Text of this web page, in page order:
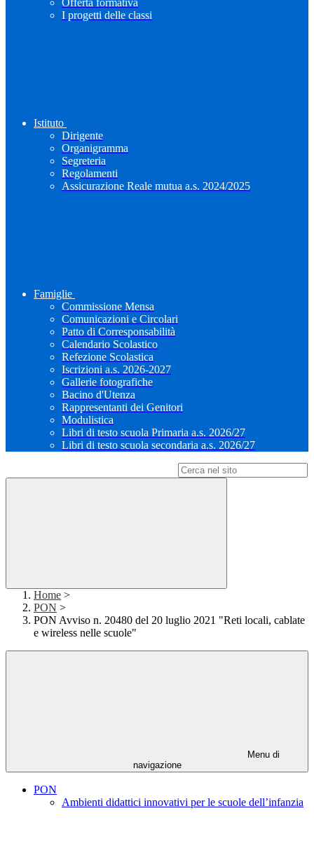
Offerta formativa
I progetti delle classi
Istituto
Dirigente
Organigramma
Segreteria
Regolamenti
Assicurazione Reale mutua a.s. 2024/2025
Famiglie
Commissione Mensa
Comunicazioni e Circolari
Patto di Corresponsabilità
Calendario Scolastico
Refezione Scolastica
Iscrizioni a.s. 2026-2027
Gallerie fotografiche
Bacino d'Utenza
Rappresentanti dei Genitori
Modulistica
Libri di testo scuola Primaria a.s. 2026/27
Libri di testo scuola secondaria a.s. 2026/27
Home >
PON >
PON Avviso n. 20480 del 20 luglio 2021 "Reti locali, cablate
e wireless nelle scuole"
Menu di
navigazione
PON
Ambienti didattici innovativi per le scuole dell’infanzia